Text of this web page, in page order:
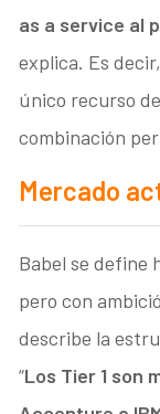
as a service al
explica. Es
único recurso
combinación
Mercado
Babel se define
pero con
describe la
“Los Tier 1 son